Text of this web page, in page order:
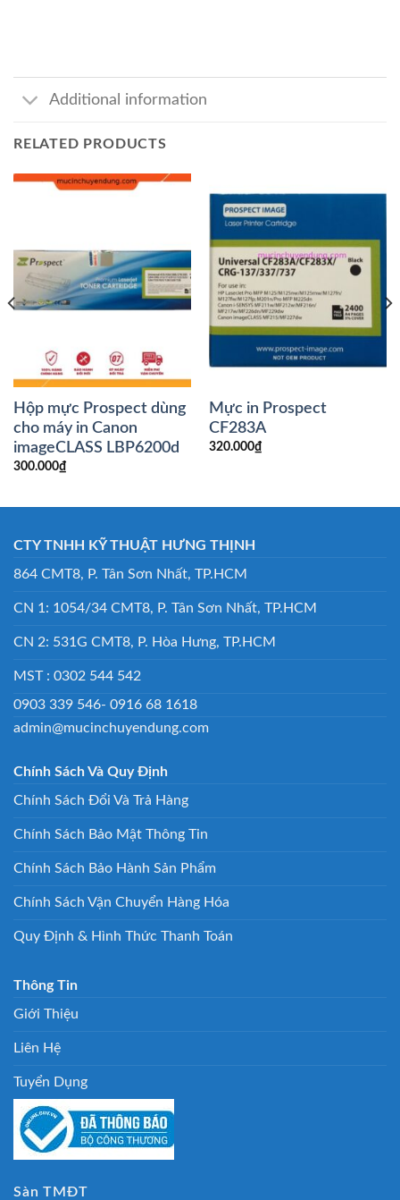
Additional information
RELATED PRODUCTS
Hộp mực Prospect dùng
cho máy in Canon
imageCLASS LBP6200d
300.000₫
Mực in Prospect
CF283A
320.000₫
CTY TNHH KỸ THUẬT HƯNG THỊNH
864 CMT8, P. Tân Sơn Nhất, TP.HCM
CN 1: 1054/34 CMT8, P. Tân Sơn Nhất, TP.HCM
CN 2: 531G CMT8, P. Hòa Hưng, TP.HCM
MST : 0302 544 542
0903 339 546- 0916 68 1618
admin@mucinchuyendung.com
Chính Sách Và Quy Định
Chính Sách Đổi Và Trả Hàng
Chính Sách Bảo Mật Thông Tin
Chính Sách Bảo Hành Sản Phẩm
Chính Sách Vận Chuyển Hàng Hóa
Quy Định & Hình Thức Thanh Toán
Thông Tin
Giới Thiệu
Liên Hệ
Tuyển Dụng
Sàn TMĐT